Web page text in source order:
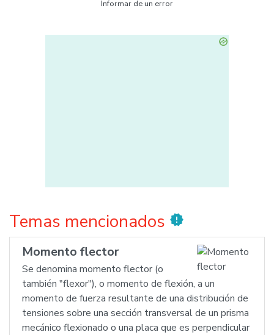
Informar de un error
Temas mencionados new_releases
Momento flector
Se denomina momento flector (o
también "flexor"), o momento de flexión, a un
momento de fuerza resultante de una distribución de
tensiones sobre una sección transversal de un prisma
mecánico flexionado o una placa que es perpendicular